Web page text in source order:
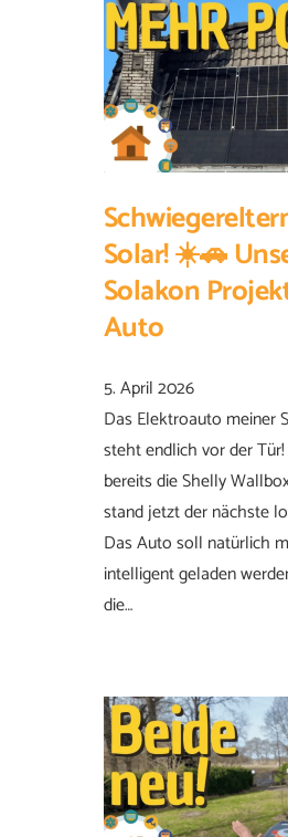
Solar! ☀️🚗
Solakon
Auto
5. April 2026
Das Elektroauto meiner
steht endlich vor der
bereits die Shelly
stand jetzt der nächste
Das Auto soll natürlich
intelligent geladen
die…